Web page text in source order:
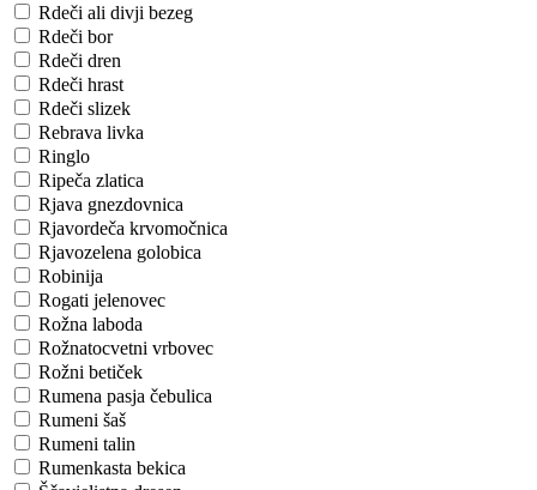
Rdeči ali divji bezeg
Rdeči bor
Rdeči dren
Rdeči hrast
Rdeči slizek
Rebrava livka
Ringlo
Ripeča zlatica
Rjava gnezdovnica
Rjavordeča krvomočnica
Rjavozelena golobica
Robinija
Rogati jelenovec
Rožna laboda
Rožnatocvetni vrbovec
Rožni betiček
Rumena pasja čebulica
Rumeni šaš
Rumeni talin
Rumenkasta bekica